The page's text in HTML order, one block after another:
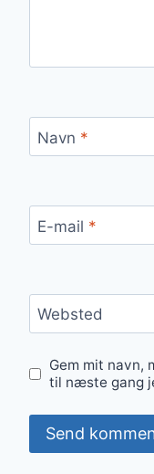
Navn *
E-mail *
Websted
Gem mit navn,
til næste gang